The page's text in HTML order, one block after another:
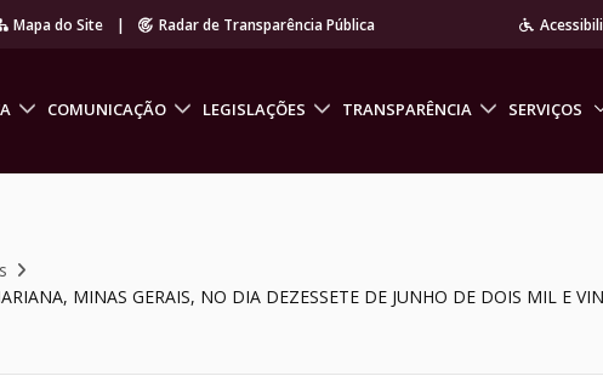
Mapa do Site | Radar de Transparência Pública
COMUNICAÇÃO LEGISLAÇÕES TRANSPARÊNCIA SERVIÇOS
MINAS GERAIS, NO DIA DEZESSETE DE JUNHO DE DOIS MIL E